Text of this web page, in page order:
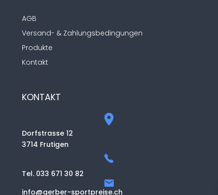
AGB
Versand- & Zahlungsbedingungen
Produkte
Kontakt
KONTAKT
Dorfstrasse 12
3714 Frutigen
Tel. 033 671 30 82
info@gerber-sportpreise.ch